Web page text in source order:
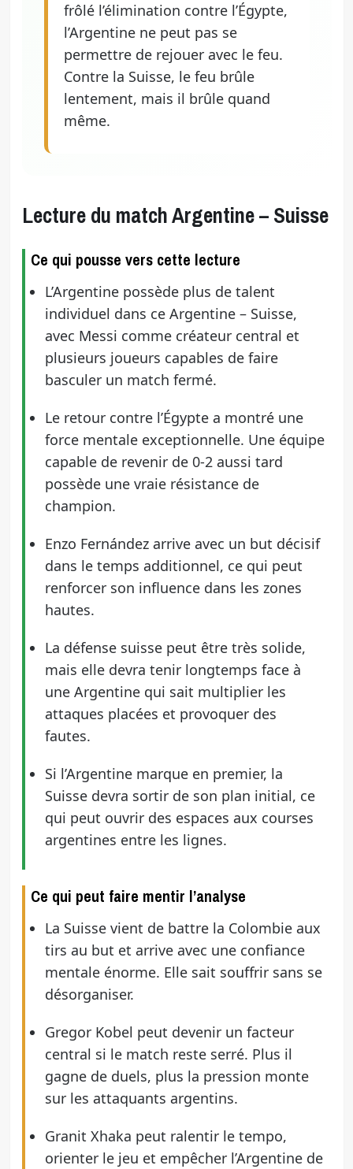
frôlé l’élimination contre l’Égypte,
l’Argentine ne peut pas se
permettre de rejouer avec le feu.
Contre la Suisse, le feu brûle
lentement, mais il brûle quand
même.
Lecture du match Argentine – Suisse
Ce qui pousse vers cette lecture
L’Argentine possède plus de talent
individuel dans ce Argentine – Suisse,
avec Messi comme créateur central et
plusieurs joueurs capables de faire
basculer un match fermé.
Le retour contre l’Égypte a montré une
force mentale exceptionnelle. Une équipe
capable de revenir de 0-2 aussi tard
possède une vraie résistance de
champion.
Enzo Fernández arrive avec un but décisif
dans le temps additionnel, ce qui peut
renforcer son influence dans les zones
hautes.
La défense suisse peut être très solide,
mais elle devra tenir longtemps face à
une Argentine qui sait multiplier les
attaques placées et provoquer des
fautes.
Si l’Argentine marque en premier, la
Suisse devra sortir de son plan initial, ce
qui peut ouvrir des espaces aux courses
argentines entre les lignes.
Ce qui peut faire mentir l’analyse
La Suisse vient de battre la Colombie aux
tirs au but et arrive avec une confiance
mentale énorme. Elle sait souffrir sans se
désorganiser.
Gregor Kobel peut devenir un facteur
central si le match reste serré. Plus il
gagne de duels, plus la pression monte
sur les attaquants argentins.
Granit Xhaka peut ralentir le tempo,
orienter le jeu et empêcher l’Argentine de